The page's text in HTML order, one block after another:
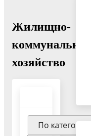
Жилищно-
коммунальное
хозяйство
По категориям